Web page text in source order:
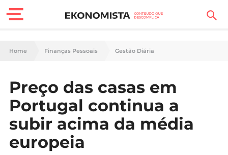
Finanças Pessoais
Carreira
Casa
Lifestyle
Home Finanças Pessoais Gestão Diária
Preço das casas em
Portugal continua a
subir acima da média
europeia